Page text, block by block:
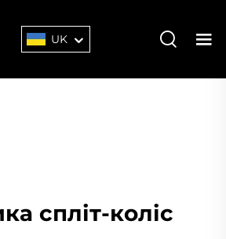
UK
спліт-коліс